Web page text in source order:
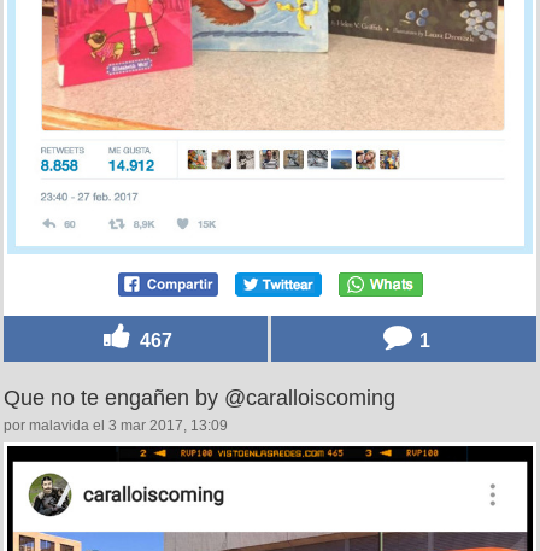
467 1
Que no te engañen by @caralloiscoming
por malavida el 3 mar 2017, 13:09